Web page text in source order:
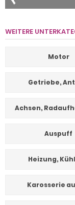
WEITERE
Motor
Getriebe,
Achsen,
Auspuff
Heizung,
Karosserie